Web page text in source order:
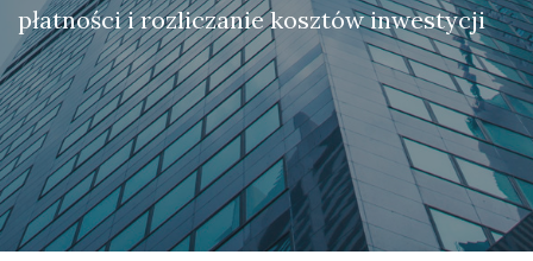
płatności i rozliczanie kosztów inwestycji